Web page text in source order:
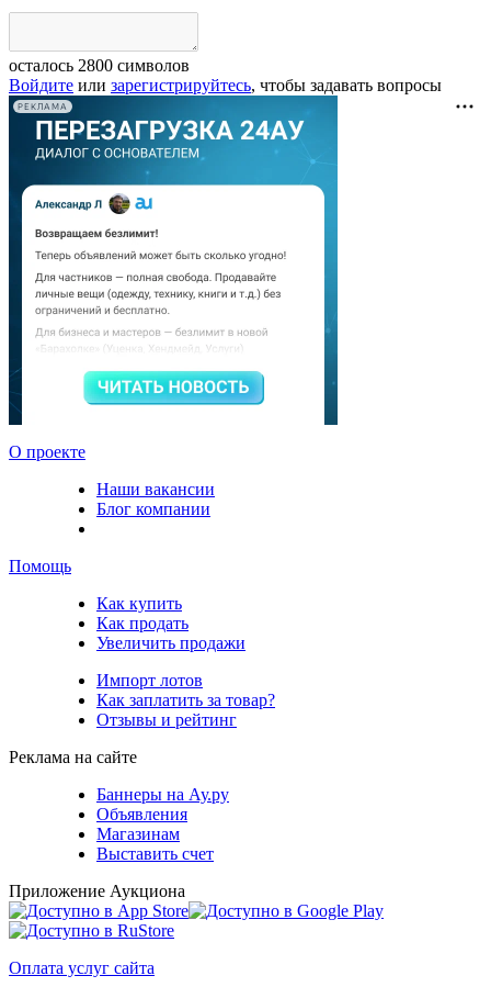
осталось 2800 символов
Войдите или зарегистрируйтесь, чтобы задавать вопросы
РЕКЛАМА
О проекте
Наши вакансии
Блог компании
Помощь
Как купить
Как продать
Увеличить продажи
Импорт лотов
Как заплатить за товар?
Отзывы и рейтинг
Реклама на сайте
Баннеры на Ау.ру
Объявления
Магазинам
Выставить счет
Приложение Аукциона
Оплата услуг сайта